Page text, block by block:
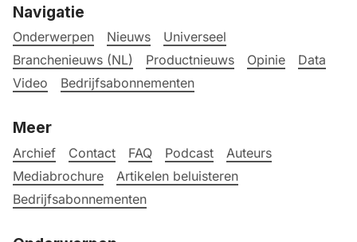
Navigatie
Onderwerpen Nieuws
Universeel
Branchenieuws (NL)
Productnieuws Opinie
Data
Video
Bedrijfsabonnementen
Meer
Archief Contact FAQ Podcast
Auteurs
Mediabrochure
Artikelen beluisteren
Bedrijfsabonnementen